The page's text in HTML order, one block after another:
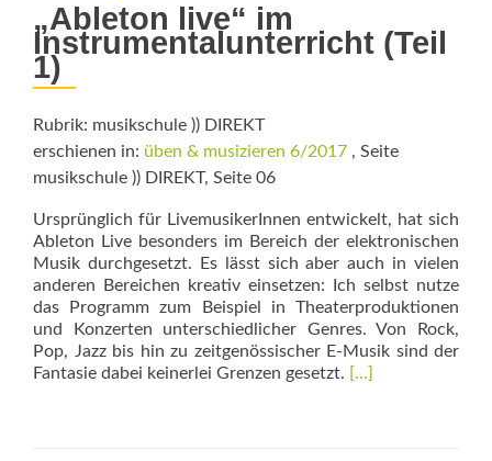
„Ableton live“ im
Instrumentalunterricht (Teil
1)
Rubrik: musikschule )) DIREKT
erschienen in: üben & musizieren 6/2017 , Seite
musikschule )) DIREKT, Seite 06
Ursprünglich für LivemusikerInnen ent­wickelt, hat sich
Ableton Live besonders im Bereich der elektronischen
Musik durchgesetzt. Es lässt sich aber auch in vielen
anderen Bereichen kreativ einsetzen: Ich selbst nutze
das Programm zum Beispiel in Theaterproduktionen
und Konzerten unterschiedlicher Genres. Von Rock,
Pop, Jazz bis hin zu zeitgenössischer E-Musik sind der
Fantasie dabei keinerlei Grenzen gesetzt. Read
[…]